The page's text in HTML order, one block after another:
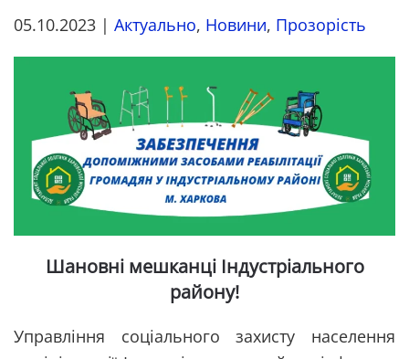
05.10.2023 | Актуально, Новини, Прозорість
Шановні мешканці Індустріального
району!
Управління соціального захисту населення